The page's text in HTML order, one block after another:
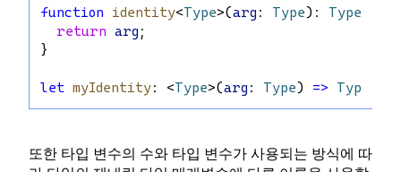
function identity<Type>(arg : Type): Type
return arg ;
}
let myIdentity: <Type>(arg : Type) => Type
또한 타입 변수의 수와 타입 변수가 사용되는 방식에 따